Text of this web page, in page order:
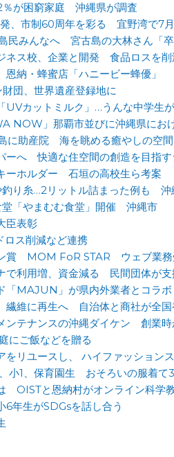
が困窮家庭 沖縄県が調査
、市制60周年を彩る 宜野湾で7月
民みんなへ 宮古島の大林さん「卒
ス校、企業と開発 食品ロスを削
納・蜂蜜店「ハニービー蜂優」
団、世界遺産登録地に
UVカットミルク」…うんな中学生
NOW」那覇市並びに沖縄県にお
に助産院 海を眺める癒やしの空
ーへ 快適な住空間の創造を目指す
ーホルダー 石垣の高校生ら考案
り糸…2リットル詰まった例も 沖
「やまむむ食堂」開催 沖縄市
臣表彰
ス削減など連携
賞 MOM FoR STAR ウェブ業務
利用増、資金減る 民間団体が支
MAJUN」が県内外業者とコラボ
維に再生へ 自治体と商社が全国
ンテナンスの沖縄ダイケン 創業時
にご飯などを贈る
をリユースし、 ハイファッショ
小1、保育園生 おそろいの服着て
OISTと恩納村がオンライン科学
年生がSDGsを話し合う